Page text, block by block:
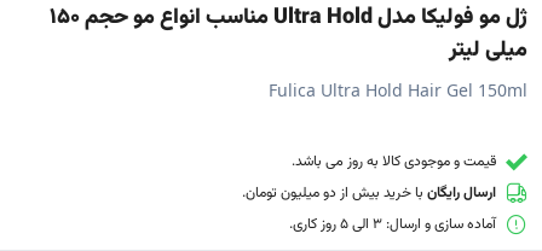
ژل مو فولیکا مدل Ultra Hold مناسب انواع مو حجم 150
میلی لیتر
Fulica Ultra Hold Hair Gel 150ml
قیمت و موجودی کالا به روز می باشد.
ارسال رایگان با خرید بیش از دو میلیون تومان.
آماده سازی و ارسال: 3 الی 5 روز کاری.